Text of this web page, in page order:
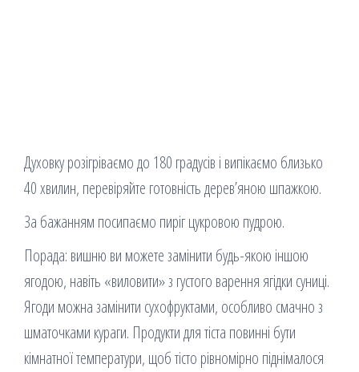
Духовку розігріваємо до 180 градусів і випікаємо близько
40 хвилин, перевіряйте готовність дерев’яною шпажкою.
За бажанням посипаємо пиріг цукровою пудрою.
Порада: вишню ви можете замінити будь-якою іншою
ягодою, навіть «виловити» з густого варення ягідки суниці.
Ягоди можна замінити сухофруктами, особливо смачно з
шматочками кураги. Продукти для тіста повинні бути
кімнатної температури, щоб тісто рівномірно піднімалося